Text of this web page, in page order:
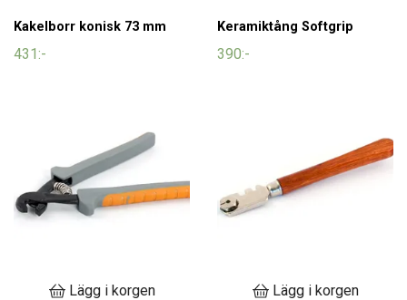
Kakelborr konisk 73 mm
431:-
Keramiktång Softgrip
390:-
Lägg i korgen Lägg i korgen